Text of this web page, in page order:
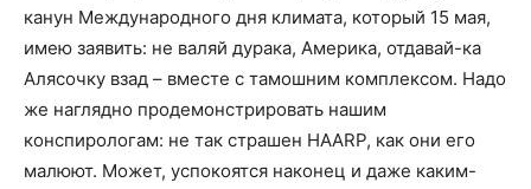
канун Международного дня климата, который 15 мая,
имею заявить: не валяй дурака, Америка, отдавай-ка
Алясочку взад – вместе с тамошним комплексом. Надо
же наглядно продемонстрировать нашим
конспирологам: не так страшен HAARP, как они его
малюют. Может, успокоятся наконец и даже каким-